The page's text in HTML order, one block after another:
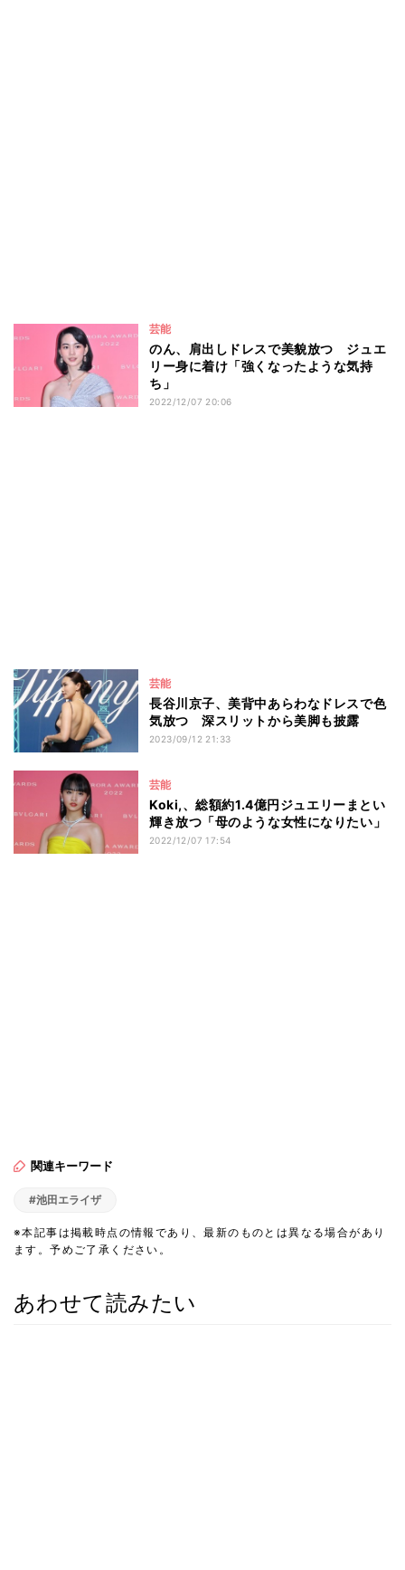
芸能
のん、肩出しドレスで美貌放つ ジュエ
リー身に着け「強くなったような気持
ち」
2022/12/07 20:06
芸能
長谷川京子、美背中あらわなドレスで色
気放つ 深スリットから美脚も披露
2023/09/12 21:33
芸能
Koki,、総額約1.4億円ジュエリーまとい
輝き放つ「母のような女性になりたい」
2022/12/07 17:54
関連キーワード
#池田エライザ
※本記事は掲載時点の情報であり、最新のものとは異なる場合があり
ます。予めご了承ください。
あわせて読みたい